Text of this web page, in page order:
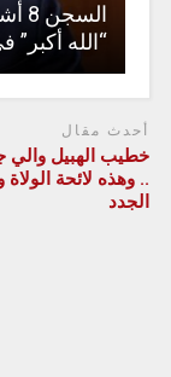
“الله
أحدث مقال
خطيب الهبيل
.. وهذه لائحة الولاة
الجدد